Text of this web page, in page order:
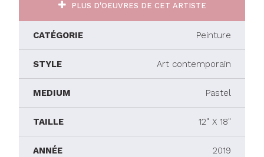
PLUS D'OEUVRES DE CET ARTISTE
CATÉGORIE Peinture
STYLE Art contemporain
MEDIUM Pastel
TAILLE 12" X 18"
ANNÉE 2019